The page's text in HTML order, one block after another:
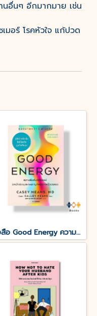
นอื่นๆ อีกมากมาย เช่น
มอร์ โรคหัวใจ แก้ปวด
หนังสือ Good Energy ความสัมพันธ์อัศจรรย์ระหว่างระบบเผาผลาญกับสุขภาพไร้ขอบเขต